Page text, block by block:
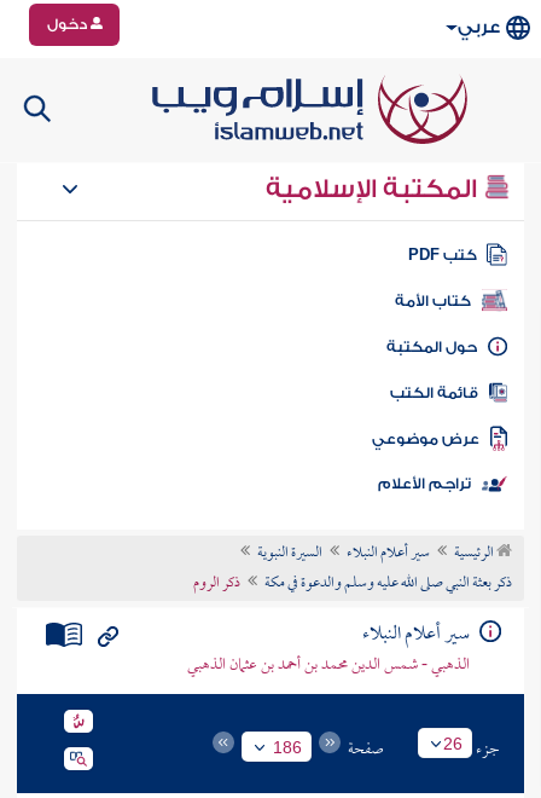
عربي دخول
المكتبة الإسلامية
كتب PDF
كتاب الأمة
المكتبة
الكتب
موضوعي
تراجم الأعلام
الرئيسية سير أعلام النبلاء
السيرة النبوية
ذكر بعثة النبي صلى الله عليه وسلم والدعوة في مكة
ذكر الروم
سير أعلام النبلاء
الذهبي - شمس الدين محمد بن أحمد بن عثمان الذهبي
جزء 26 صفحة 186